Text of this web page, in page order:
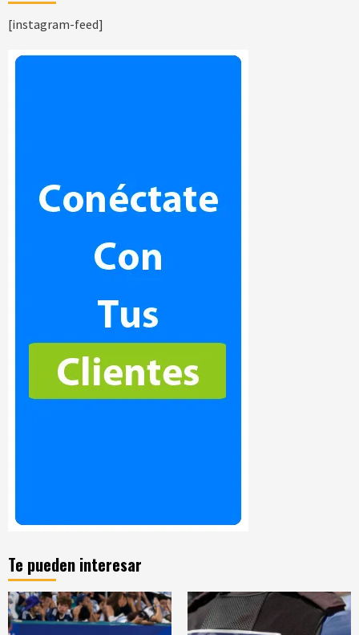
[instagram-feed]
Te pueden interesar